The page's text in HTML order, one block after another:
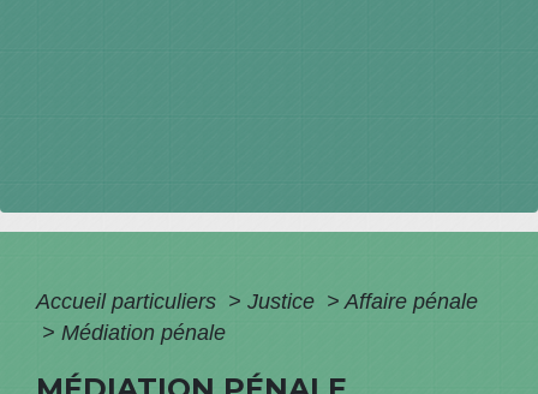
Accueil particuliers > Justice > Affaire pénale
> Médiation pénale